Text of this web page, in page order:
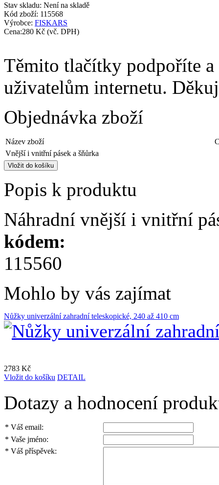
Stav skladu: Není na skladě
Kód zboží: 115568
Výrobce: FISKARS
Cena:280 Kč (vč. DPH)
Těmito tlačítky podpoříte a
uživatelům internetu.
Objednávka zboží
Název zboží
Vnější i vnitřní pásek a šňůrka
Popis k produktu
Náhradní vnější i vnitřní
kódem:
115560
Mohlo by vás zajímat
Nůžky univerzální zahradní teleskopické, 240 až 410 cm
2783 Kč
Vložit do košíku DETAIL
Dotazy a hodnocení
* Váš email:
* Vaše jméno:
* Váš příspěvek: